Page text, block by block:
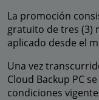
La promoción
gratuito de tres (3)
aplicado desde el
Una vez
Cloud Backup PC
condiciones